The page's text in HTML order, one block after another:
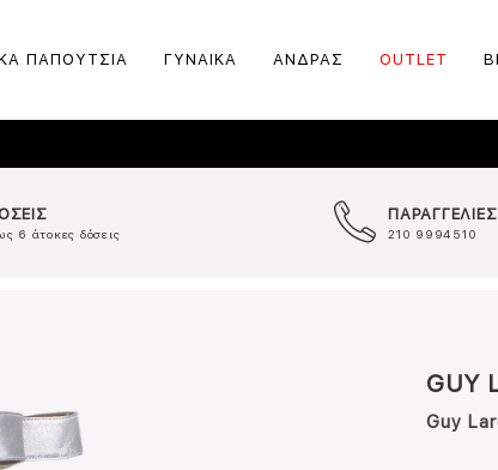
ΠΑΠΟΥΤΣΙΑ ΓΥΝΑΙΚΑ ΑΝΔΡΑΣ OUTLET
6 άτοκες δόσεις
ΠΑΡΑΓΓΕΛΙΕΣ
210 9994510
GUY
Guy